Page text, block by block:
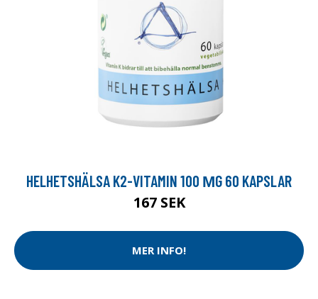
HELHETSHÄLSA K2-VITAMIN 100 ΜG 60 KAPSLAR
167 SEK
MER INFO!